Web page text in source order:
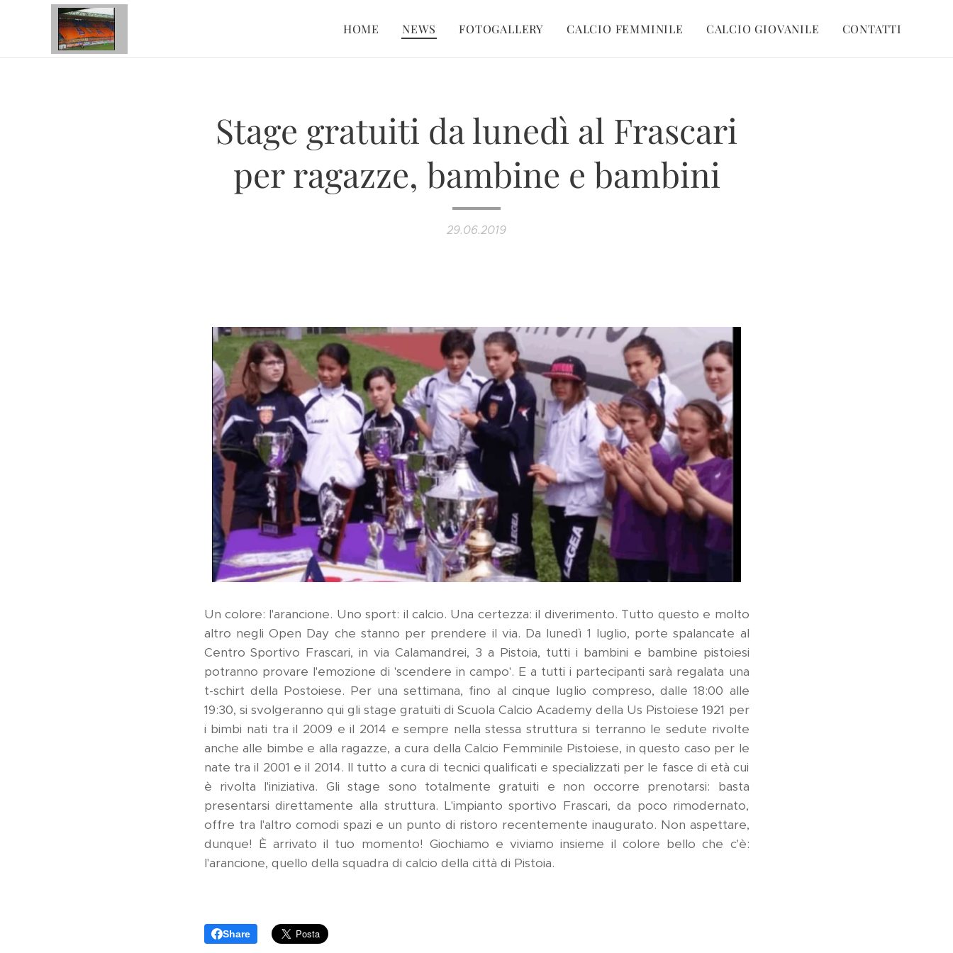
HOME NEWS FOTOGALLERY CALCIO FEMMINILE CALCIO GIOVANILE CONTATTI
Stage gratuiti da lunedì al Frascari
per ragazze, bambine e bambini
29.06.2019
Un colore: l'arancione. Uno sport: il calcio. Una certezza: il diverimento. Tutto questo e molto
altro negli Open Day che stanno per prendere il via. Da lunedì 1 luglio, porte spalancate al
Centro Sportivo Frascari, in via Calamandrei, 3 a Pistoia, tutti i bambini e bambine pistoiesi
potranno provare l'emozione di 'scendere in campo'. E a tutti i partecipanti sarà regalata una
t-schirt della Postoiese. Per una settimana, fino al cinque luglio compreso, dalle 18:00 alle
19:30, si svolgeranno qui gli stage gratuiti di Scuola Calcio Academy della Us Pistoiese 1921 per
i bimbi nati tra il 2009 e il 2014 e sempre nella stessa struttura si terranno le sedute rivolte
anche alle bimbe e alla ragazze, a cura della Calcio Femminile Pistoiese, in questo caso per le
nate tra il 2001 e il 2014. Il tutto a cura di tecnici qualificati e specializzati per le fasce di età cui
è rivolta l'iniziativa. Gli stage sono totalmente gratuiti e non occorre prenotarsi: basta
presentarsi direttamente alla struttura. L'impianto sportivo Frascari, da poco rimodernato,
offre tra l'altro comodi spazi e un punto di ristoro recentemente inaugurato. Non aspettare,
dunque! È arrivato il tuo momento! Giochiamo e viviamo insieme il colore bello che c'è:
l'arancione, quello della squadra di calcio della città di Pistoia.
Share